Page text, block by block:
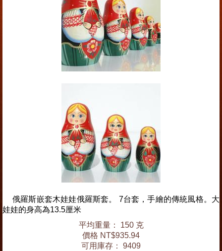
俄羅斯嵌套木娃娃俄羅斯套。 7台套，手繪的傳統風格。大
娃娃的身高為13.5厘米
平均重量： 150 克
價格 NT$935.94
可用庫存： 9409